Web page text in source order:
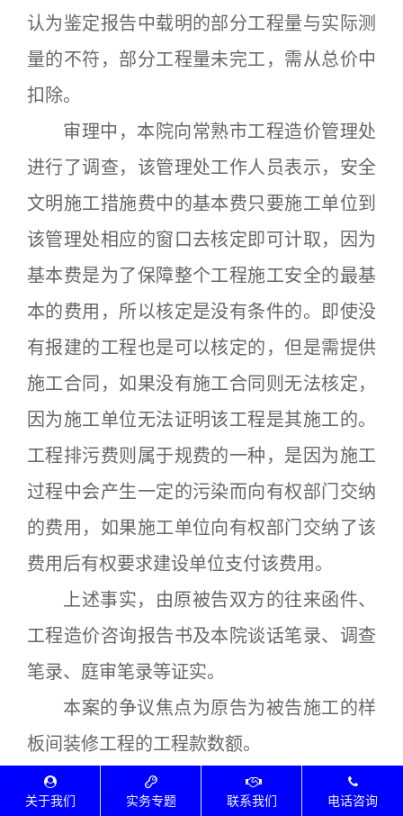
认为鉴定报告中载明的部分工程量与实际测
量的不符，部分工程量未完工，需从总价中
扣除。
审理中，本院向常熟市工程造价管理处
进行了调查，该管理处工作人员表示，安全
文明施工措施费中的基本费只要施工单位到
该管理处相应的窗口去核定即可计取，因为
基本费是为了保障整个工程施工安全的最基
本的费用，所以核定是没有条件的。即使没
有报建的工程也是可以核定的，但是需提供
施工合同，如果没有施工合同则无法核定，
因为施工单位无法证明该工程是其施工的。
工程排污费则属于规费的一种，是因为施工
过程中会产生一定的污染而向有权部门交纳
的费用，如果施工单位向有权部门交纳了该
费用后有权要求建设单位支付该费用。
上述事实，由原被告双方的往来函件、
工程造价咨询报告书及本院谈话笔录、调查
笔录、庭审笔录等证实。
本案的争议焦点为原告为被告施工的样
板间装修工程的工程款数额。
原告认为相应的工程款数额应为29055
关于我们 实务专题 联系我们 电话咨询